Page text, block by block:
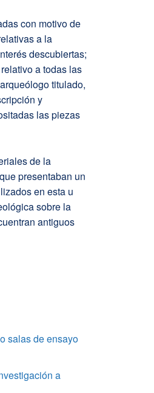
con motivo de
a la
descubiertas;
a todas las
titulado,
y
las piezas
de la
presentaban un
en esta u
sobre la
antiguos
salas de ensayo
a